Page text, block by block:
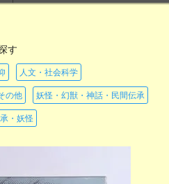
す
人文・社会科学
の他 妖怪・幻獣・神話・民間伝承
・妖怪